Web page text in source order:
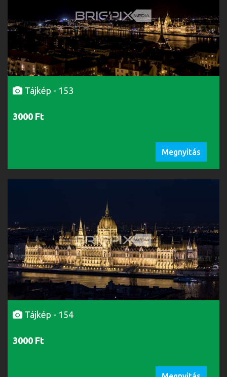
Tájkép - 153
3000 Ft
Megnyitás
Tájkép - 154
3000 Ft